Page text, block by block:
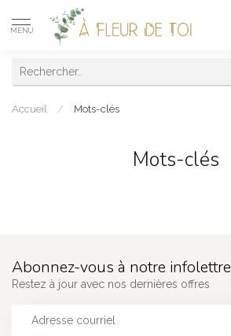
MENU
Accueil / Mots-clés
Mots-clés
Abonnez-vous à notre infolettre
Restez à jour avec nos dernières offres